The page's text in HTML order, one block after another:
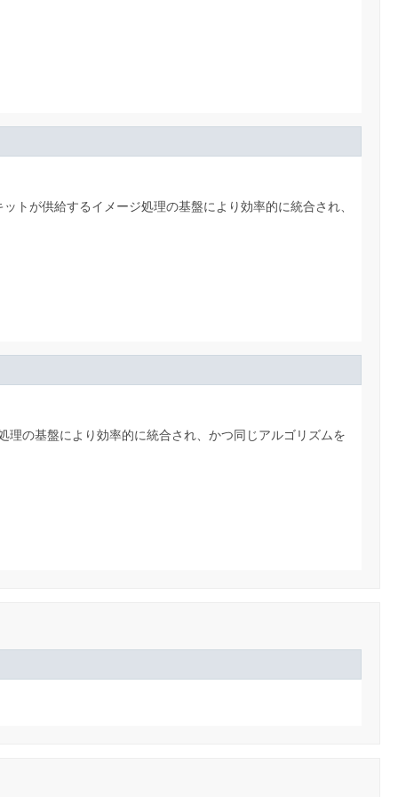
トが供給するイメージ処理の基盤により効率的に統合され、
の基盤により効率的に統合され、かつ同じアルゴリズムを